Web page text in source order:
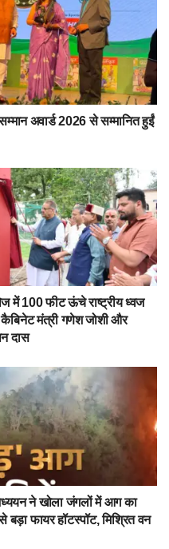
अवार्ड 2026 से सम्मानित हुईं
में 100 फीट ऊंचे राष्ट्रीय ध्वज
मंत्री गणेश जोशी और
दास
ने खोला जंगलों में आग का
बड़ा फायर हॉटस्पॉट, मिश्रित वन